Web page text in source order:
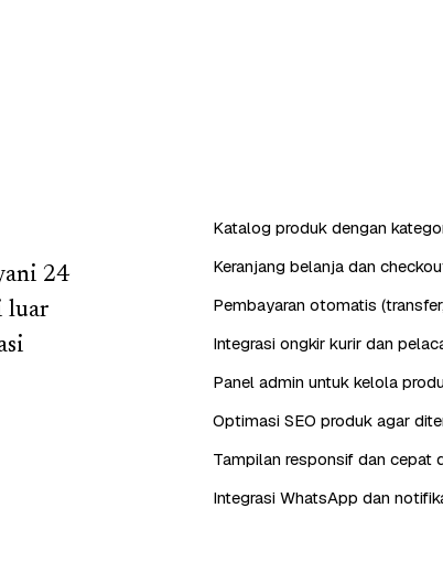
24
luar
Katalog produk dengan
Keranjang belanja dan
Pembayaran otomatis
Integrasi ongkir kurir dan
Panel admin untuk kelola
Optimasi SEO produk agar
Tampilan responsif dan cepat
Integrasi WhatsApp dan